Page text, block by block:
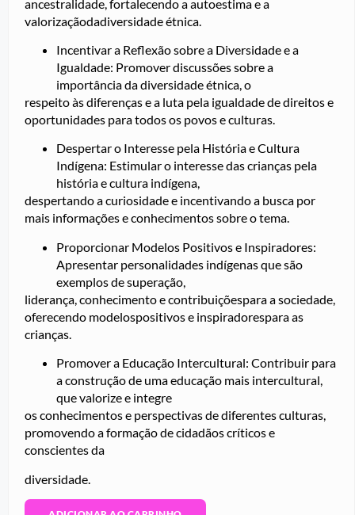
ancestralidade, fortalecendo a autoestima e a
valorizaçãodadiversidade étnica.
Incentivar a Reflexão sobre a Diversidade e a
Igualdade: Promover discussões sobre a
importância da diversidade étnica, o
respeito às diferenças e a luta pela igualdade de direitos e
oportunidades para todos os povos e culturas.
Despertar o Interesse pela História e Cultura
Indígena: Estimular o interesse das crianças pela
história e cultura indígena,
despertando a curiosidade e incentivando a busca por
mais informações e conhecimentos sobre o tema.
Proporcionar Modelos Positivos e Inspiradores:
Apresentar personalidades indígenas que são
exemplos de superação,
liderança, conhecimento e contribuiçõespara a sociedade,
oferecendo modelospositivos e inspiradorespara as
crianças.
Promover a Educação Intercultural: Contribuir para
a construção de uma educação mais intercultural,
que valorize e integre
os conhecimentos e perspectivas de diferentes culturas,
promovendo a formação de cidadãos críticos e
conscientes da
diversidade.